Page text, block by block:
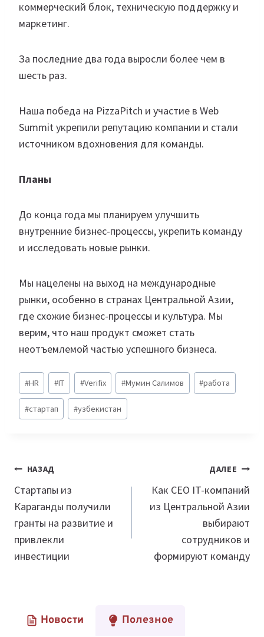
коммерческий блок, техническую поддержку и
маркетинг.
За последние два года выросли более чем в
шесть раз.
Наша победа на PizzaPitch и участие в Web
Summit укрепили репутацию компании и стали
источником вдохновения для команды.
Планы
До конца года мы планируем улучшить
внутренние бизнес-процессы, укрепить команду
и исследовать новые рынки.
Мы нацелены на выход на международные
рынки, особенно в странах Центральной Азии,
где схожие бизнес-процессы и культура. Мы
верим, что наш продукт сможет стать
неотъемлемой частью успешного бизнеса.
Метки
записи:
#HR #IT #Verifix #Мумин Салимов #работа
#стартап #узбекистан
Навигация
по
записям
НАЗАД
Стартапы из
Караганды получили
гранты на развитие и
привлекли
инвестиции
ДАЛЕЕ
Как СЕО IT-компаний
из Центральной Азии
выбирают
сотрудников и
формируют команду
Новости Полезное